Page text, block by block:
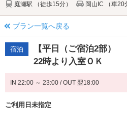
庭瀬駅 （徒歩15分） 岡山IC （車20
プラン一覧へ戻る
宿泊
【平日（ご宿泊2部）
22時より入室ＯＫ
IN 22:00 ～ 23:00 / OUT 翌18:00
ご利用日未指定